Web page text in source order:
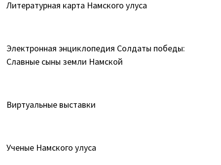
Литературная карта Намского улуса
Электронная энциклопедия Солдаты победы:
Славные сыны земли Намской
Виртуальные выставки
Ученые Намского улуса